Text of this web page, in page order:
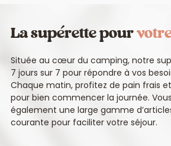
La supérette pour
Située au cœur du camping, notre
7 jours sur 7 pour répondre à vos
Chaque matin, profitez de pain frais
pour bien commencer la journée.
également une large gamme
courante pour faciliter votre séjour.